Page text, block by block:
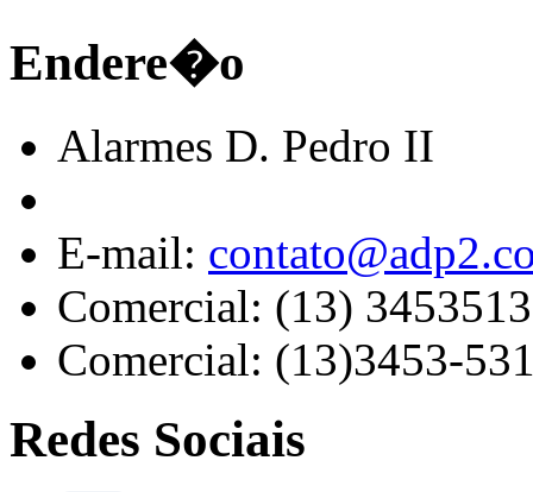
Endere�o
Alarmes D. Pedro II
E-mail:
Comercial: (13)
Comercial: (13)3453-
Redes Sociais